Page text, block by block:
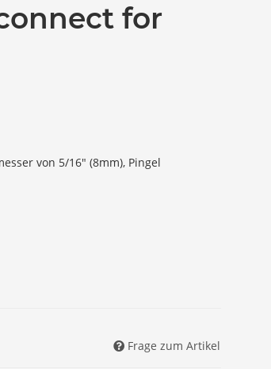
for
von 5/16" (8mm), Pingel
Frage zum Artikel